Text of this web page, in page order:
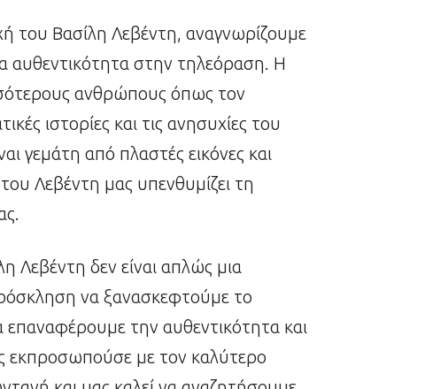
του Βασίλη Λεβέντη, αναγνωρίζουμε
αυθεντικότητα στην τηλεόραση. Η
ανθρώπους όπως τον
ιστορίες και τις ανησυχίες του
γεμάτη από πλαστές εικόνες και
Λεβέντη μας υπενθυμίζει τη
Λεβέντη δεν είναι απλώς μια
να ξανασκεφτούμε το
την αυθεντικότητα και
εκπροσωπούσε με τον καλύτερο